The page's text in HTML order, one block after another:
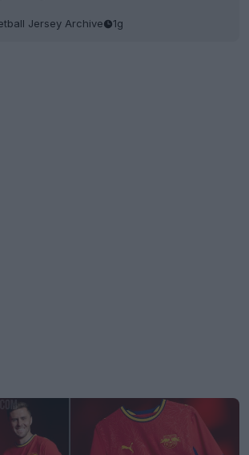
Jersey Archive 1g